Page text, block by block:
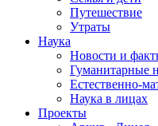
Путешествие
Утраты
Наука
Новости и
Гуманитарные
Естественно-
Наука в лицах
Проекты